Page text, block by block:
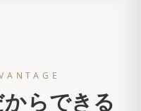
らできる